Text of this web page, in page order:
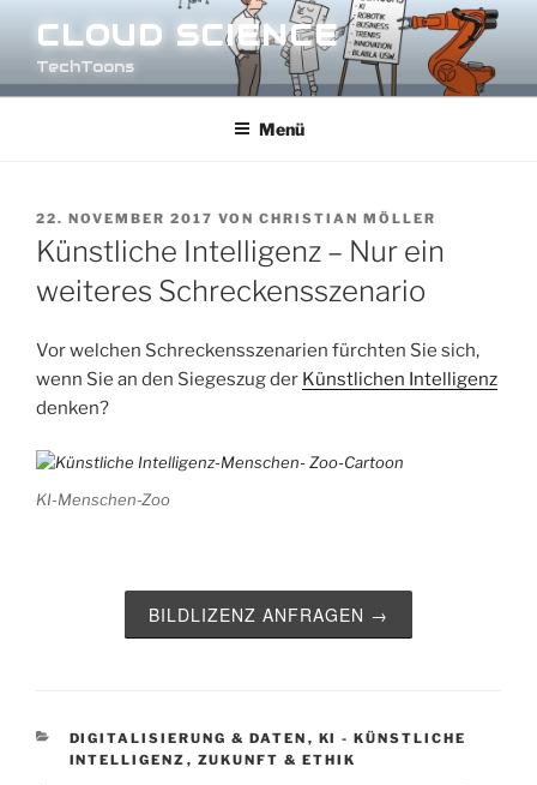
Inhalt
springen
CLOUD SCIENCE
TechToons
Menü
VERÖFFENTLICHT
AM
22. NOVEMBER 2017 VON CHRISTIAN MÖLLER
Künstliche Intelligenz – Nur ein
weiteres Schreckensszenario
Vor welchen Schreckensszenarien fürchten Sie sich,
wenn Sie an den Siegeszug der Künstlichen Intelligenz
denken?
KI-Menschen-Zoo
BILDLIZENZ ANFRAGEN →
KATEGORIEN
DIGITALISIERUNG & DATEN , KI - KÜNSTLICHE
INTELLIGENZ , ZUKUNFT & ETHIK